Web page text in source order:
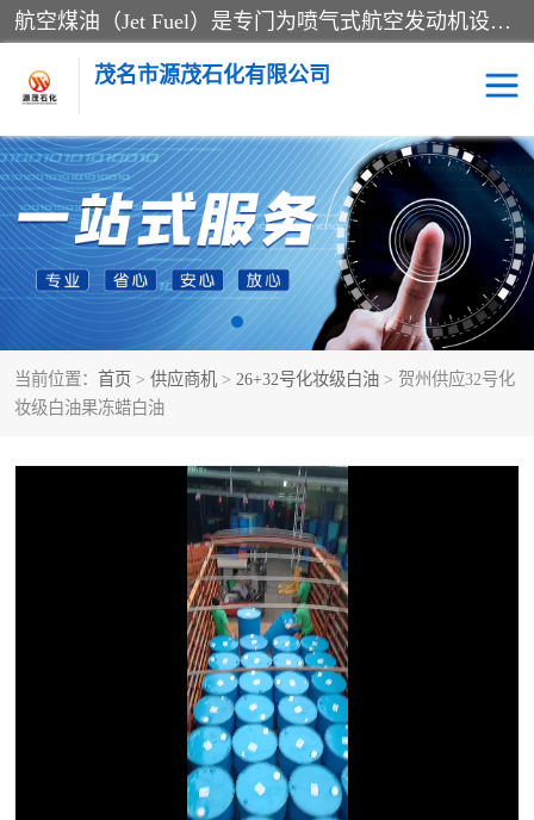
航空煤油（Jet Fuel）是专门为喷气式航空发动机设计的高纯度燃料，主要分为Jet A、Jet A-1和Jet B等类型。其特点是闪点高、低温流动性好，并添加了抗静电剂和抗氧化剂以确保飞行安全。航空煤油需
茂名市源茂石化有限公司
当前位置： 首页 > 供应商机 > 26+32号化妆级白油 > 贺州供应32号化
妆级白油果冻蜡白油
RP3航空煤油 D20+D30溶剂油
D40+D60溶剂油 D80+D100溶剂油
6号+120号溶剂油 260号溶剂油
异构烷烃 天然乳胶
26+32号化妆级白油 46+68号化妆级白油